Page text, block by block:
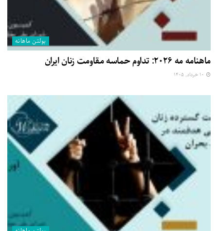
بولتن ماهانه
ماهنامه مه ۲۰۲۶: تداوم حماسه مقاومت زنان ایران